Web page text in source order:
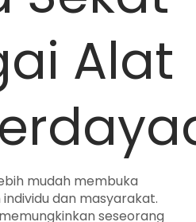
Alat
mudah membuka
dan masyarakat.
seseorang